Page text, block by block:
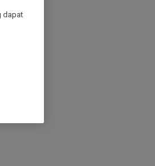
dapat